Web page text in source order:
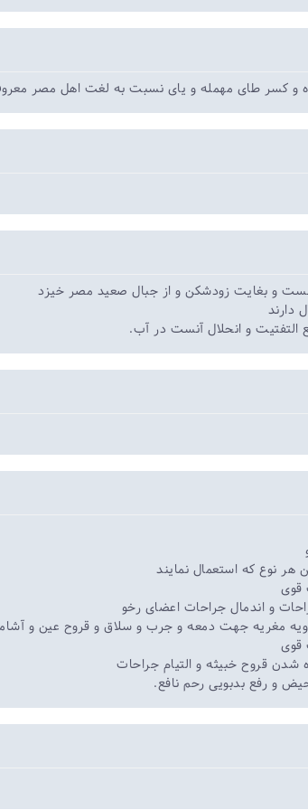
و کسر طای مهمله و یای نسبت به لغت اهل مصر
و بغایت زودشکن و از جبال صعید مصر خیزد
دارند
التفتیت و انحلال آنست در آب.
نوع که استعمال نمایند
قوی
و اندمال جراحات اعضای رخو
ادویه مغریه جهت دمعه و جرب و سلاق و قروح عین و
قوی
شدن قروح خبیثه و التیام جراحات
و رفع بدبویی رحم نافع.